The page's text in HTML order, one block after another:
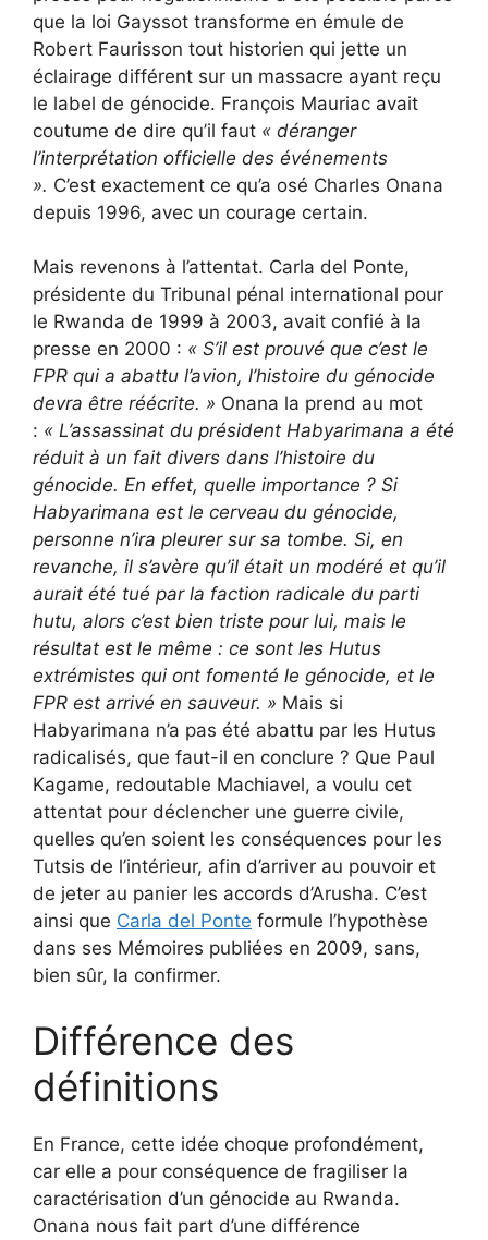
que la loi Gayssot transforme en émule de
Robert Faurisson tout historien qui jette un
éclairage différent sur un massacre ayant reçu
le label de génocide. François Mauriac avait
coutume de dire qu’il faut « déranger
l’interprétation officielle des événements
». C’est exactement ce qu’a osé Charles Onana
depuis 1996, avec un courage certain.
Mais revenons à l’attentat. Carla del Ponte,
présidente du Tribunal pénal international pour
le Rwanda de 1999 à 2003, avait confié à la
presse en 2000 : « S’il est prouvé que c’est le
FPR qui a abattu l’avion, l’histoire du génocide
devra être réécrite. » Onana la prend au mot
: « L’assassinat du président Habyarimana a été
réduit à un fait divers dans l’histoire du
génocide. En effet, quelle importance ? Si
Habyarimana est le cerveau du génocide,
personne n’ira pleurer sur sa tombe. Si, en
revanche, il s’avère qu’il était un modéré et qu’il
aurait été tué par la faction radicale du parti
hutu, alors c’est bien triste pour lui, mais le
résultat est le même : ce sont les Hutus
extrémistes qui ont fomenté le génocide, et le
FPR est arrivé en sauveur. » Mais si
Habyarimana n’a pas été abattu par les Hutus
radicalisés, que faut-il en conclure ? Que Paul
Kagame, redoutable Machiavel, a voulu cet
attentat pour déclencher une guerre civile,
quelles qu’en soient les conséquences pour les
Tutsis de l’intérieur, afin d’arriver au pouvoir et
de jeter au panier les accords d’Arusha. C’est
ainsi que Carla del Ponte formule l’hypothèse
dans ses Mémoires publiées en 2009, sans,
bien sûr, la confirmer.
Différence des
définitions
En France, cette idée choque profondément,
car elle a pour conséquence de fragiliser la
caractérisation d’un génocide au Rwanda.
Onana nous fait part d’une différence